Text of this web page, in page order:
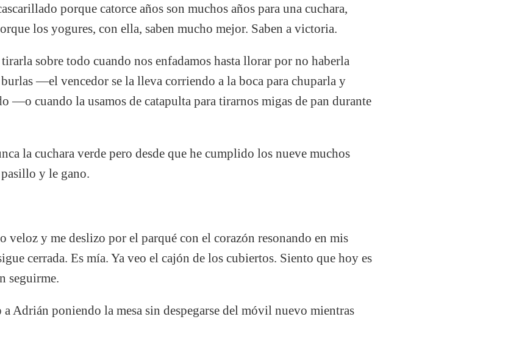
porque catorce años son muchos años para una cuchara,
los yogures, con ella, saben mucho mejor. Saben a victoria.
tirarla sobre todo cuando nos enfadamos hasta llorar por no haberla
—el vencedor se la lleva corriendo a la boca para chuparla y
—o cuando la usamos de catapulta para tirarnos migas de pan durante
la cuchara verde pero desde que he cumplido los nueve muchos
y le gano.
veloz y me deslizo por el parqué con el corazón resonando en mis
cerrada. Es mía. Ya veo el cajón de los cubiertos. Siento que hoy es
seguirme.
Adrián poniendo la mesa sin despegarse del móvil nuevo mientras